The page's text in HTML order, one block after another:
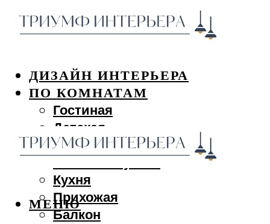
ДИЗАЙН ИНТЕРЬЕРА
ПО КОМНАТАМ
Гостиная
Детская
Спальня
Кухня
Прихожая
Балкон
МЕНЮ